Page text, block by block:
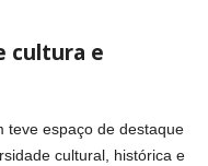
cultura e
teve espaço de destaque
cultural, histórica e